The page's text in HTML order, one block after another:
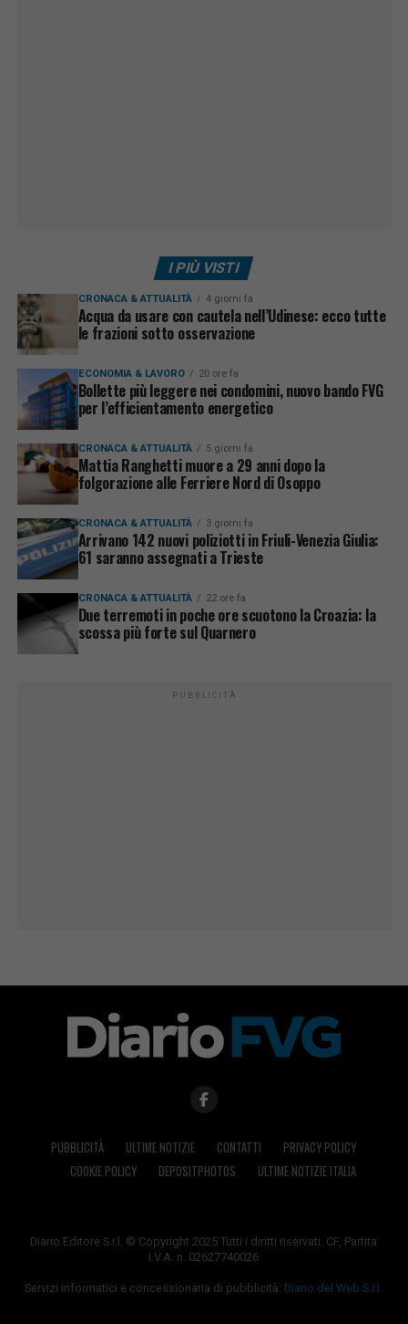
I PIÙ VISTI
CRONACA & ATTUALITÀ 4 giorni fa
Acqua da usare con cautela nell’Udinese: ecco tutte
le frazioni sotto osservazione
ECONOMIA & LAVORO 20 ore fa
Bollette più leggere nei condomini, nuovo bando FVG
per l’efficientamento energetico
CRONACA & ATTUALITÀ 5 giorni fa
Mattia Ranghetti muore a 29 anni dopo la
folgorazione alle Ferriere Nord di Osoppo
CRONACA & ATTUALITÀ 3 giorni fa
Arrivano 142 nuovi poliziotti in Friuli-Venezia Giulia:
61 saranno assegnati a Trieste
CRONACA & ATTUALITÀ 22 ore fa
Due terremoti in poche ore scuotono la Croazia: la
scossa più forte sul Quarnero
PUBBLICITÀ
PUBBLICITÀ ULTIME NOTIZIE CONTATTI
PRIVACY POLICY
COOKIE POLICY
DEPOSITPHOTOS ULTIME NOTIZIE ITALIA
Diario Editore S.r.l. © Copyright 2025 Tutti i diritti riservati. CF, Partita
I.V.A. n. 02627740026
Servizi informatici e concessionaria di pubblicità: Diario del Web S.r.l.